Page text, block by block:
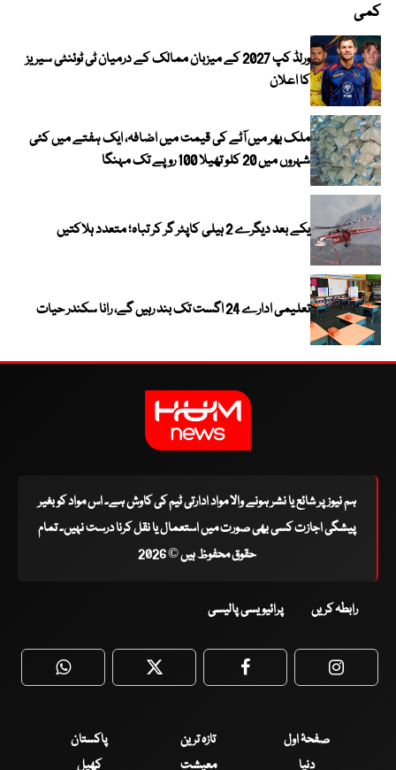
کمی
ورلڈ کپ 2027 کے میزبان ممالک کے درمیان ٹی ٹوئنٹی سیریز
کا اعلان
ملک بھر میں آٹے کی قیمت میں اضافہ، ایک ہفتے میں کئی
شہروں میں 20 کلو تھیلا 100 روپے تک مہنگا
یکے بعد دیگرے 2 ہیلی کاپٹر گر کر تباہ؛ متعدد ہلاکتیں
تعلیمی ادارے 24 اگست تک بند رہیں گے، رانا سکندر حیات
ہم نیوز پر شائع یا نشر ہونے والا مواد ادارتی ٹیم کی کاوش ہے۔ اس مواد کو بغیر
پیشگی اجازت کسی بھی صورت میں استعمال یا نقل کرنا درست نہیں۔ تمام
حقوق محفوظ ہیں © 2026
رابطہ کریں پرائیویسی پالیسی
WhatsApp Twitter Facebook
صفحۂ اول تازہ ترین
پاکستان
دنیا
معیشت کھیل